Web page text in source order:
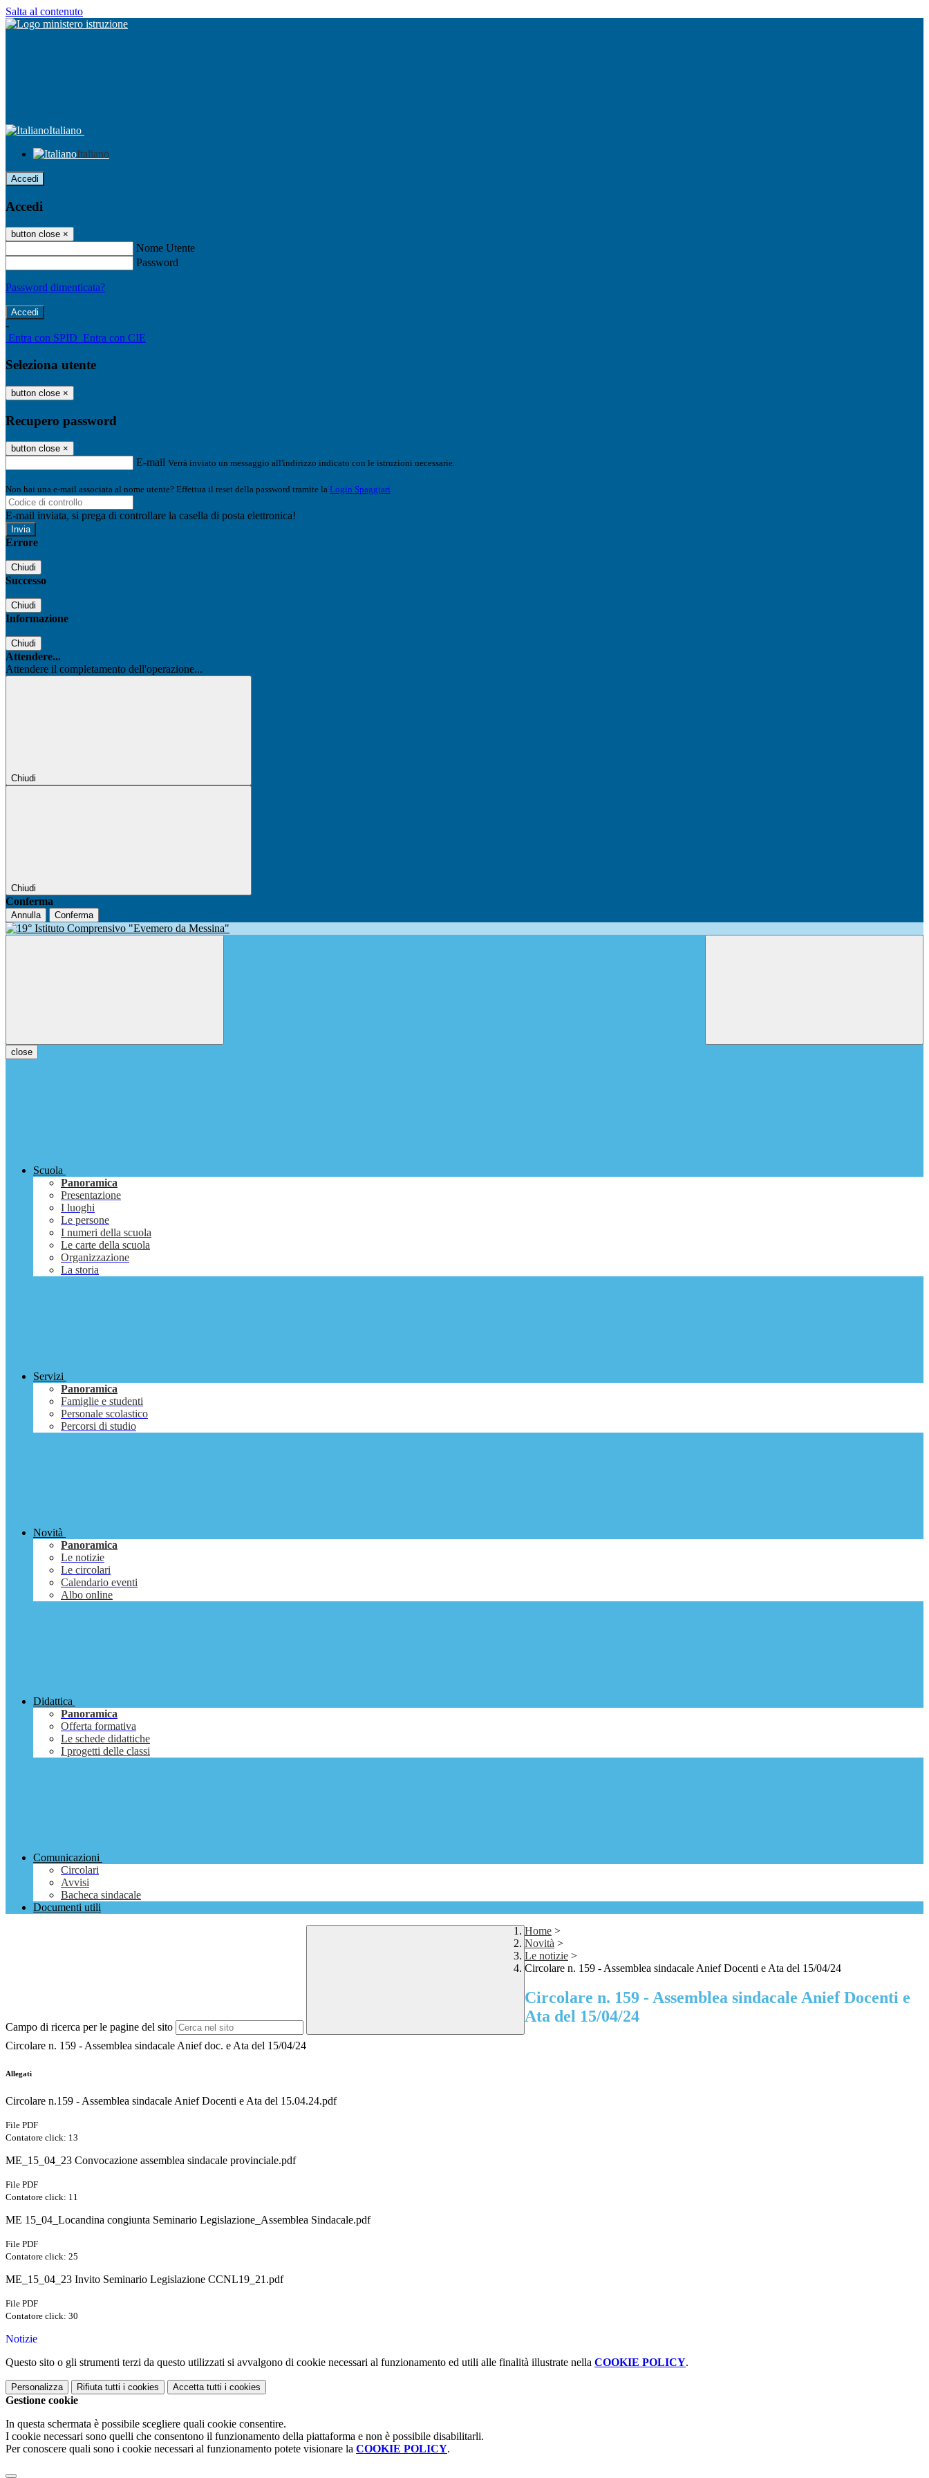
Salta al contenuto
Italiano
Italiano
Accedi
Accedi
button close ×
Nome Utente
Password
Password dimenticata?
-
Entra con SPID Entra con CIE
Seleziona utente
button close ×
Recupero password
button close ×
E-mail Verrà inviato un messaggio all'indirizzo indicato con le istruzioni necessarie.
Non hai una e-mail associata al nome utente? Effettua il reset della password tramite la Login Spaggiari
E-mail inviata, si prega di controllare la casella di posta elettronica!
Errore
Chiudi
Successo
Chiudi
Informazione
Chiudi
Attendere...
Attendere il completamento dell'operazione...
Chiudi
Chiudi
Conferma
Annulla Conferma
close
Scuola
Panoramica
Presentazione
I luoghi
Le persone
I numeri della scuola
Le carte della scuola
Organizzazione
La storia
Servizi
Panoramica
Famiglie e studenti
Personale scolastico
Percorsi di studio
Novità
Panoramica
Le notizie
Le circolari
Calendario eventi
Albo online
Didattica
Panoramica
Offerta formativa
Le schede didattiche
I progetti delle classi
Comunicazioni
Circolari
Avvisi
Bacheca sindacale
Documenti utili
Campo di ricerca per le pagine del sito
Home >
Novità >
Le notizie >
Circolare n. 159 - Assemblea sindacale Anief Docenti e Ata del 15/04/24
Circolare n. 159 - Assemblea sindacale Anief Docenti e
Ata del 15/04/24
Circolare n. 159 - Assemblea sindacale Anief doc. e Ata del 15/04/24
Allegati
Circolare n.159 - Assemblea sindacale Anief Docenti e Ata del 15.04.24.pdf
File PDF
Contatore click: 13
ME_15_04_23 Convocazione assemblea sindacale provinciale.pdf
File PDF
Contatore click: 11
ME 15_04_Locandina congiunta Seminario Legislazione_Assemblea Sindacale.pdf
File PDF
Contatore click: 25
ME_15_04_23 Invito Seminario Legislazione CCNL19_21.pdf
File PDF
Contatore click: 30
Notizie
Questo sito o gli strumenti terzi da questo utilizzati si avvalgono di cookie necessari al funzionamento ed utili alle finalità illustrate nella COOKIE POLICY.
Personalizza Rifiuta tutti i cookies Accetta tutti i cookies
Gestione cookie
In questa schermata è possibile scegliere quali cookie consentire.
I cookie necessari sono quelli che consentono il funzionamento della piattaforma e non è possibile disabilitarli.
Per conoscere quali sono i cookie necessari al funzionamento potete visionare la COOKIE POLICY.